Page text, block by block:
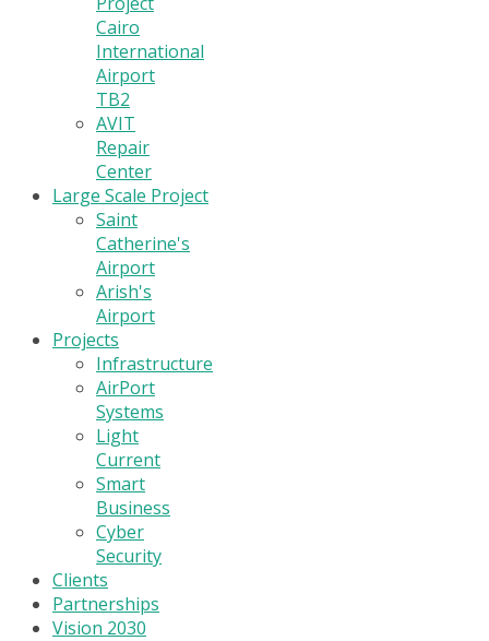
Cairo
International
Airport
TB2
AVIT
Repair
Center
Large Scale Project
Saint
Catherine's
Airport
Arish's
Airport
Projects
Infrastructure
AirPort
Systems
Light
Current
Smart
Business
Cyber
Security
Clients
Partnerships
Vision 2030